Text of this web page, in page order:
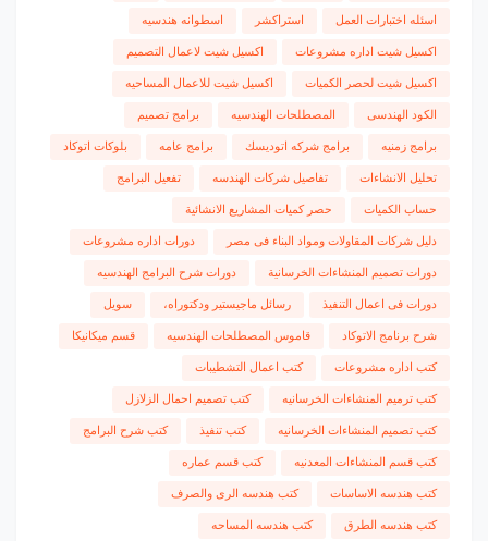
اسئله اختبارات العمل استراكشر اسطوانه هندسيه
اكسيل شيت اداره مشروعات اكسيل شيت لاعمال التصميم
اكسيل شيت لحصر الكميات اكسيل شيت للاعمال المساحيه
الكود الهندسى المصطلحات الهندسيه برامج تصميم
برامج زمنيه برامج شركه اتوديسك برامج عامه بلوكات اتوكاد
تحليل الانشاءات تفاصيل شركات الهندسه تفعيل البرامج
حساب الكميات حصر كميات المشاريع الانشائية
دليل شركات المقاولات ومواد البناء فى مصر دورات اداره مشروعات
دورات تصميم المنشاءات الخرسانية دورات شرح البرامج الهندسيه
دورات فى اعمال التنفيذ رسائل ماجيستير ودكتوراه، سويل
شرح برنامج الاتوكاد قاموس المصطلحات الهندسيه قسم ميكانيكا
كتب اداره مشروعات كتب اعمال التشطيبات
كتب ترميم المنشاءات الخرسانيه كتب تصميم احمال الزلازل
كتب تصميم المنشاءات الخرسانيه كتب تنفيذ كتب شرح البرامج
كتب قسم المنشاءات المعدنيه كتب قسم عماره
كتب هندسه الاساسات كتب هندسه الرى والصرف
كتب هندسه الطرق كتب هندسه المساحه